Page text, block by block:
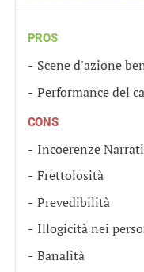
PROS
Scene d'azione
Performance del
CONS
Incoerenze
Frettolosità
Prevedibilità
Illogicità nei
Banalità